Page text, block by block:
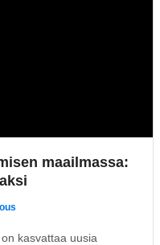
maailmassa:
kasvattaa uusia